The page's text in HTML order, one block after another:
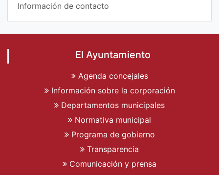
Información de contacto
El Ayuntamiento
Agenda concejales
Información sobre la corporación
Departamentos municipales
Normativa municipal
Programa de gobierno
Transparencia
Comunicación y prensa